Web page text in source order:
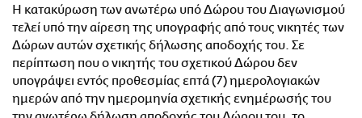
Η κατακύρωση των ανωτέρω υπό Δώρου του Διαγωνισμού
τελεί υπό την αίρεση της υπογραφής από τους νικητές των
Δώρων αυτών σχετικής δήλωσης αποδοχής του. Σε
περίπτωση που ο νικητής του σχετικού Δώρου δεν
υπογράψει εντός προθεσμίας επτά (7) ημερολογιακών
ημερών από την ημερομηνία σχετικής ενημέρωσής του